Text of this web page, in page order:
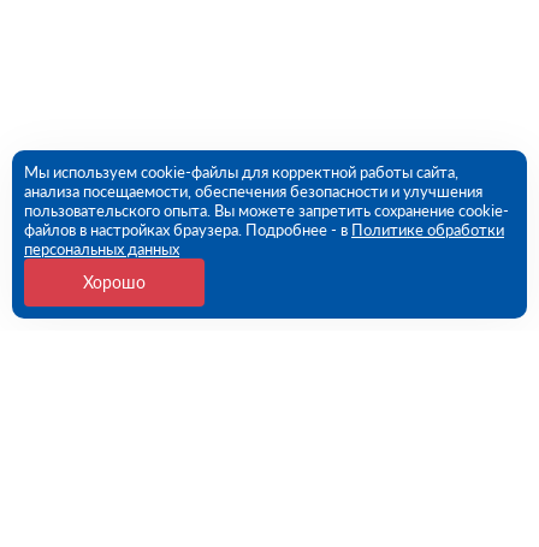
Мы используем cookie-файлы для корректной работы сайта,
анализа посещаемости, обеспечения безопасности и улучшения
пользовательского опыта. Вы можете запретить сохранение cookie-
файлов в настройках браузера. Подробнее - в Политике обработки
персональных данных
Хорошо